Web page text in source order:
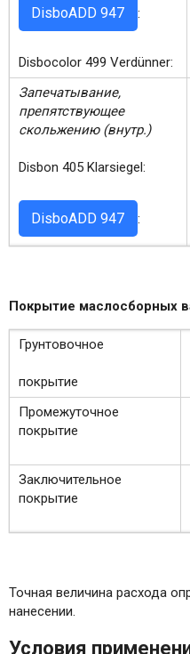
DisboADD 947 :
Disbocolor 499 Verdünner:
Запечатывание,
препятствующее
скольжению (внутр.)
Disbon 405 Klarsiegel:
DisboADD 947 :
Покрытие маслосборных
Грунтовочное
покрытие
Промежуточное
покрытие
Заключительное
покрытие
Точная величина расхода
нанесении.
Условия